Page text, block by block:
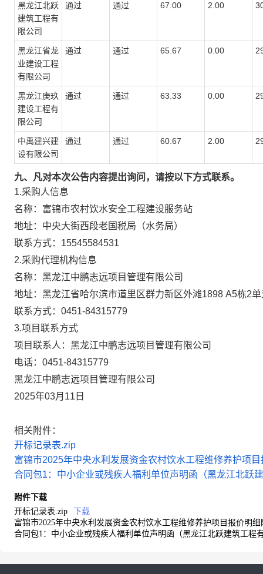
黑龙江北跃
建筑工程有
限公司
通过 通过 67.00 2.00
黑龙江省龙
业建设工程
有限公司
通过 通过 65.67 0.00
黑龙江庚玖
建设工程有
限公司
通过 通过 63.33 0.00
中禹建兴建
设有限公司
通过 通过 60.67 2.00
九、凡对本次公告内容提出询问，请按以下方式联系。
1.采购人信息
名称： 富锦市农村饮水安全工程建设服务站
地址： 中央大街西段老国税局（水务局）
联系方式： 15545584531
2.采购代理机构信息
名称： 黑龙江中鹏志远项目管理有限公司
地址： 黑龙江省哈尔滨市道里区群力新区外滩1898 A5栋2
联系方式： 0451-84315779
3.项目联系方式
项目联系人： 黑龙江中鹏志远项目管理有限公司
电话： 0451-84315779
黑龙江中鹏志远项目管理有限公司
2025年03月11日
相关附件：
开标记录表.zip
富锦市2025年中央水利发展资金农村饮水工程维修养护项
合同包1：中小企业或残疾人福利单位声明函（黑龙江北跃
附件下载
开标记录表.zip
下载
富锦市2025年中央水利发展资金农村饮水工程维修养护项目报价明细
合同包1：中小企业或残疾人福利单位声明函（黑龙江北跃建筑工程